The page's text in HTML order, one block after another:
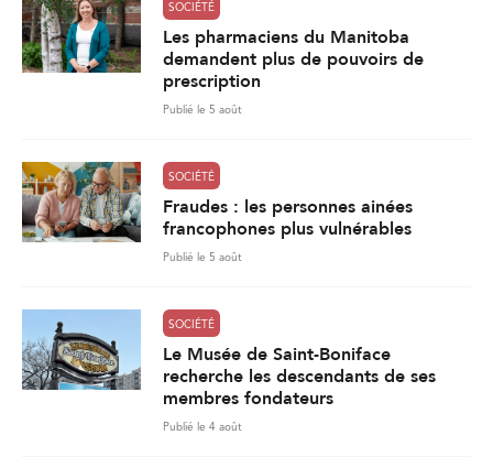
SOCIÉTÉ
Les pharmaciens du Manitoba
demandent plus de pouvoirs de
prescription
Publié le 5 août
SOCIÉTÉ
Fraudes : les personnes ainées
francophones plus vulnérables
Publié le 5 août
SOCIÉTÉ
Le Musée de Saint-Boniface
recherche les descendants de ses
membres fondateurs
Publié le 4 août